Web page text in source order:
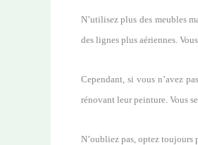
N’utilisez plus des meubles
des lignes plus aériennes.
Cependant, si vous n’avez
rénovant leur peinture. Vous
N’oubliez pas, optez toujours